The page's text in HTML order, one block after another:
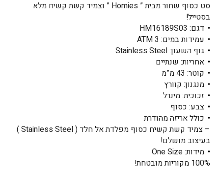
סט כסוף שחור מבית ” Homies ” וצמיד קשת קשיח מלא
בסטייל!
דגם: HM16189S03
עמידות במים: ATM 3
גוף השעון: Stainless Steel
אחריות: שנתיים
קוטר: 43 מ”מ
מנגנון: קוורץ
זכוכית: מינרל
צבע: כסוף
כולל אריזה מהודרת
– צמיד קשת קשיח כסוף מפלדת אל חלד ( Stainless Steel )
בעיצוב מושלם!
מידות: One Size
100% מקוריות מובטחת!